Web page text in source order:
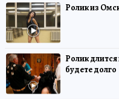
Ролик из
Ролик
будете долго